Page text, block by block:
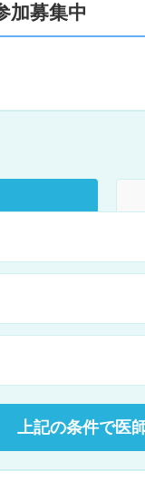
加募集中
上記の条件で医